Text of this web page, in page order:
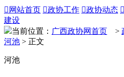
 网站首页 政协工作 政协动态 
建设
当前位置： 广西政协网首页 >
河池 > 正文
河池